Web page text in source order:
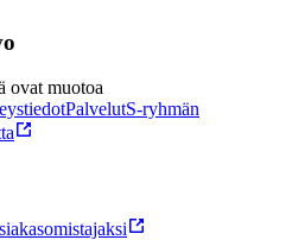
ovat muotoa
PalvelutS-ryhmän